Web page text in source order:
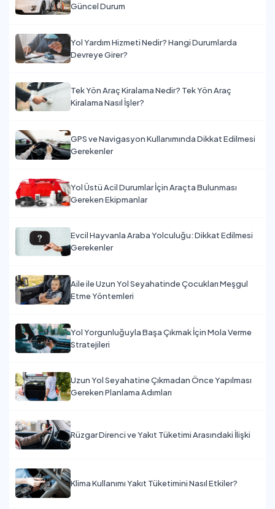
Güncel Durum
Yol Yardım Hizmeti Nedir? Hangi Durumlarda
Devreye Girer?
Tek Yön Araç Kiralama Nedir? Tek Yön Araç
Kiralama Nasıl İşler?
GPS ve Navigasyon Kullanımında Dikkat Edilmesi
Gerekenler
Yol Üstü Acil Durumlar İçin Araçta Bulunması
Gereken Ekipmanlar
Evcil Hayvanla Araba Yolculuğu: Dikkat Edilmesi
Gerekenler
Aile ile Uzun Yol Seyahatinde Çocukları Meşgul
Etme Yöntemleri
Yol Yorgunluğuyla Başa Çıkmak İçin Mola Verme
Stratejileri
Uzun Yol Seyahatine Çıkmadan Önce Yapılması
Gereken Planlama Adımları
Rüzgar Direnci ve Yakıt Tüketimi Arasındaki İlişki
Klima Kullanımı Yakıt Tüketimini Nasıl Etkiler?